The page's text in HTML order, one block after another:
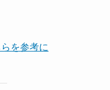
を参考に